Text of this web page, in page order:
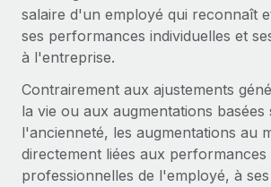
Gestion des freelances
Intégrez et gérez vos freelances
PEO
Sous-traitez les opérations
INFRASTRUCTURE
Intégration Remote
Comparer Remote
Examinez notre service par rapport
CROISSANCE
Des solutions agiles et internationales
paie des entreprises en pleine
pays
Calculateur de paiement des
paiement pour vos freelances
APPRENDRE AVEC REMOTE
Nederlands
Deutsch
Español
Connexion
salaire d'un employé qui reconnaît
ses performances individuelles et
à l'entreprise.
Contrairement aux ajustements
la vie ou aux augmentations basées
l'ancienneté, les augmentations au
directement liées aux performances
professionnelles de l'employé, à